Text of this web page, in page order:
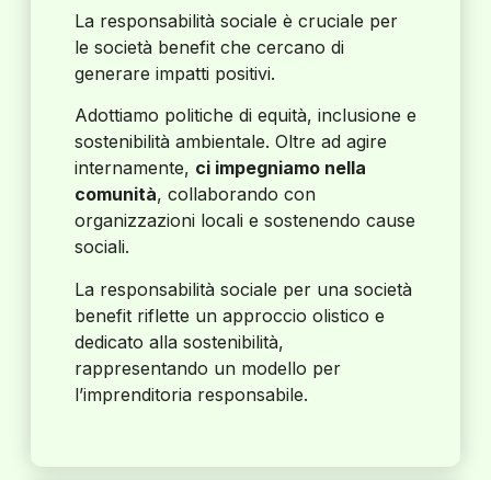
La responsabilità sociale è cruciale per
le società benefit che cercano di
generare impatti positivi.
Adottiamo politiche di equità, inclusione e
sostenibilità ambientale. Oltre ad agire
internamente, ci impegniamo nella
comunità, collaborando con
organizzazioni locali e sostenendo cause
sociali.
La responsabilità sociale per una società
benefit riflette un approccio olistico e
dedicato alla sostenibilità,
rappresentando un modello per
l’imprenditoria responsabile.